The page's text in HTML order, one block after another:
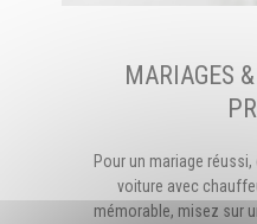
MARIAGES
Pour un mariage
voiture avec
mémorable, misez sur